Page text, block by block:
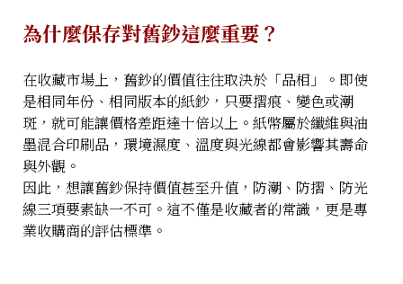
為什麼保存對舊鈔這麼重要？
在收藏市場上，舊鈔的價值往往取決於「品相」。即使
是相同年份、相同版本的紙鈔，只要摺痕、變色或潮
斑，就可能讓價格差距達十倍以上。紙幣屬於纖維與油
墨混合印刷品，環境濕度、溫度與光線都會影響其壽命
與外觀。
因此，想讓舊鈔保持價值甚至升值，防潮、防摺、防光
線三項要素缺一不可。這不僅是收藏者的常識，更是專
業收購商的評估標準。